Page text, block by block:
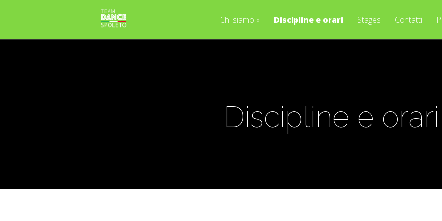
Chi siamo » Discipline e orari Stages Contatti
Discipline e orari